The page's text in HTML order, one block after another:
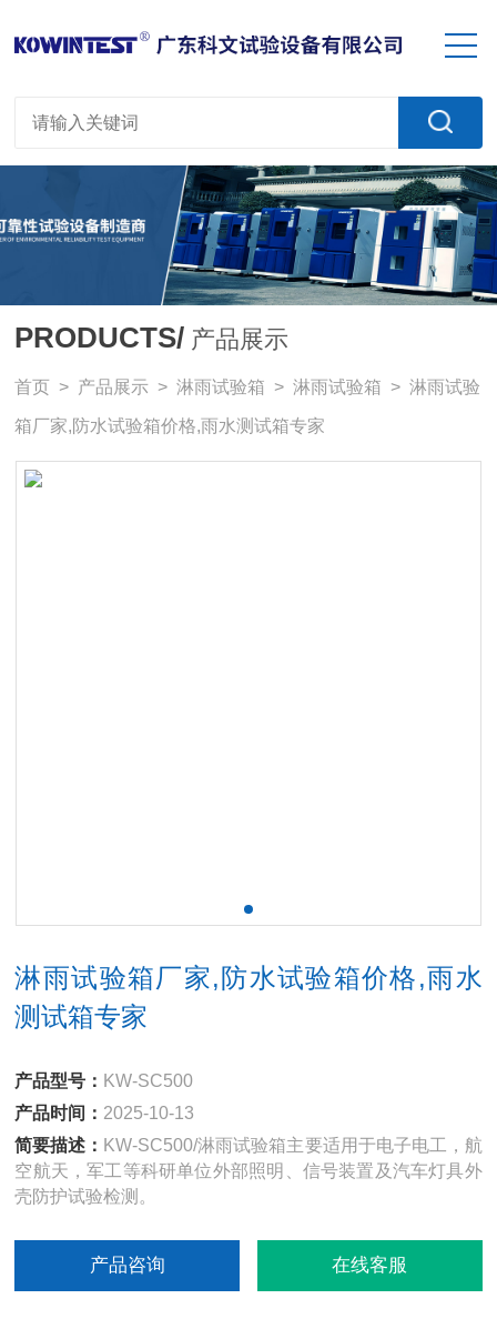
PRODUCTS/ 产品展示
首页 > 产品展示 >淋雨试验箱 >淋雨试验箱 > 淋雨试验
箱厂家,防水试验箱价格,雨水测试箱专家
淋雨试验箱厂家,防水试验箱价格,雨水
测试箱专家
产品型号： KW-SC500
产品时间： 2025-10-13
简要描述： KW-SC500/淋雨试验箱主要适用于电子电工，航
空航天，军工等科研单位外部照明、信号装置及汽车灯具外
壳防护试验检测。
产品咨询 在线客服